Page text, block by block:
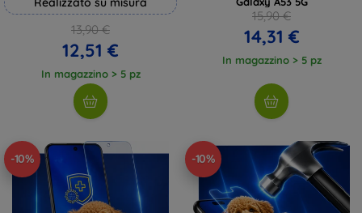
13,90 €
12,51 €
In magazzino > 5 pz
15,90 €
14,31 €
In magazzino > 5 pz
-10% -10%